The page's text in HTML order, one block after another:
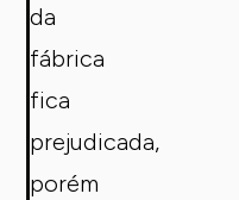
da
fábrica
fica
prejudicada,
porém